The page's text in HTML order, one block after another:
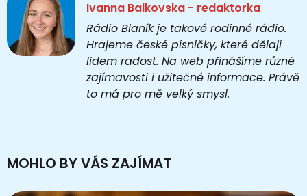
Ivanna Balkovska - redaktorka
Rádio Blaník je takové rodinné rádio.
Hrajeme české písničky, které dělají
lidem radost. Na web přinášíme různé
zajímavosti i užitečné informace. Právě
to má pro mě velký smysl.
MOHLO BY VÁS ZAJÍMAT